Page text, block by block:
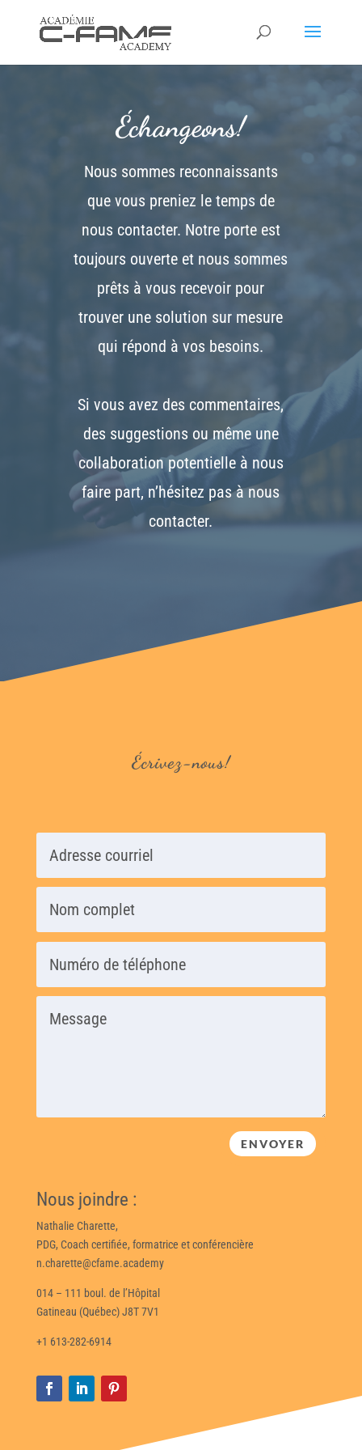
Échangeons!
Nous sommes reconnaissants
que vous preniez le temps de
nous contacter. Notre porte est
toujours ouverte et nous sommes
prêts à vous recevoir pour
trouver une solution sur mesure
qui répond à vos besoins.
Si vous avez des commentaires,
des suggestions ou même une
collaboration potentielle à nous
faire part, n’hésitez pas à nous
contacter.
Écrivez-nous!
ENVOYER
Nous joindre :
Nathalie Charette,
PDG, Coach certifiée, formatrice et conférencière
n.charette@cfame.academy
014 – 111 boul. de l’Hôpital
Gatineau (Québec) J8T 7V1
+1 613-282-6914